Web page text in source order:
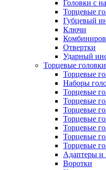
Головки с
Торцевые
Губцевый
Ключи
Отвертки
Ударный
Торцевые
Торцевые
Наборы
Торцевые
Торцевые
Торцевые
Торцевые
Торцевые
Торцевые
Торцевые
Адаптеры и
Воротки